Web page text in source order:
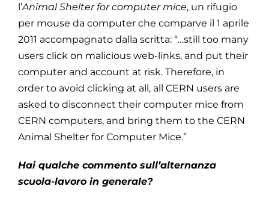
l’Animal Shelter for computer mice, un rifugio
per mouse da computer che comparve il 1 aprile
2011 accompagnato dalla scritta: “…still too many
users click on malicious web-links, and put their
computer and account at risk. Therefore, in
order to avoid clicking at all, all CERN users are
asked to disconnect their computer mice from
CERN computers, and bring them to the CERN
Animal Shelter for Computer Mice.”
Hai qualche commento sull’alternanza
scuola-lavoro in generale?